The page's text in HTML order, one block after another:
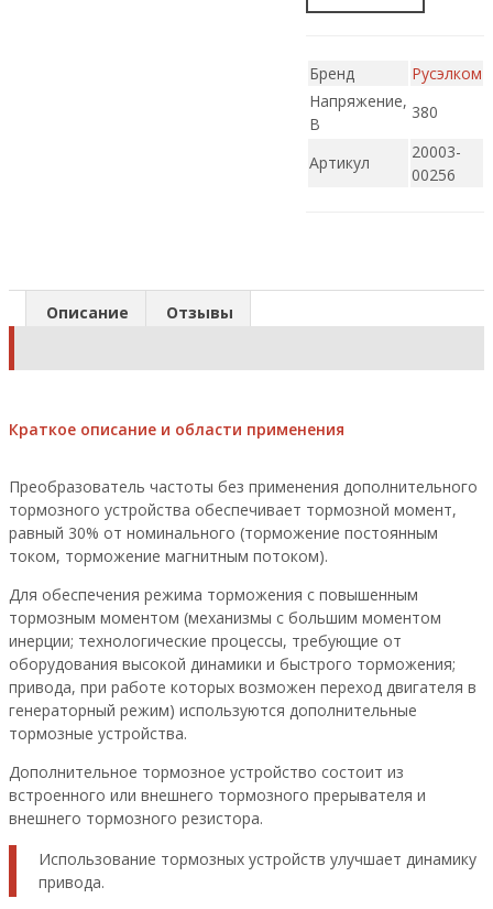
Бренд
Русэлком
Напряжение,
В
380
Артикул
20003-
00256
Описание Отзывы
Краткое описание и области применения
Преобразователь частоты без применения дополнительного
тормозного устройства обеспечивает тормозной момент,
равный 30% от номинального (торможение постоянным
током, торможение магнитным потоком).
Для обеспечения режима торможения с повышенным
тормозным моментом (механизмы с большим моментом
инерции; технологические процессы, требующие от
оборудования высокой динамики и быстрого торможения;
привода, при работе которых возможен переход двигателя в
генераторный режим) используются дополнительные
тормозные устройства.
Дополнительное тормозное устройство состоит из
встроенного или внешнего тормозного прерывателя и
внешнего тормозного резистора.
Использование тормозных устройств улучшает динамику
привода.